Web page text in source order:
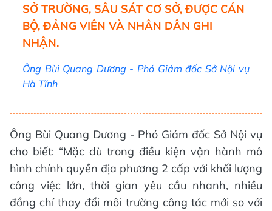
SỞ TRƯỜNG, SÂU SÁT CƠ SỞ, ĐƯỢC CÁN
BỘ, ĐẢNG VIÊN VÀ NHÂN DÂN GHI
NHẬN.
Ông Bùi Quang Dương - Phó Giám đốc Sở Nội vụ
Hà Tĩnh
Ông Bùi Quang Dương - Phó Giám đốc Sở Nội vụ
cho biết: “Mặc dù trong điều kiện vận hành mô
hình chính quyền địa phương 2 cấp với khối lượng
công việc lớn, thời gian yêu cầu nhanh, nhiều
đồng chí thay đổi môi trường công tác mới so với